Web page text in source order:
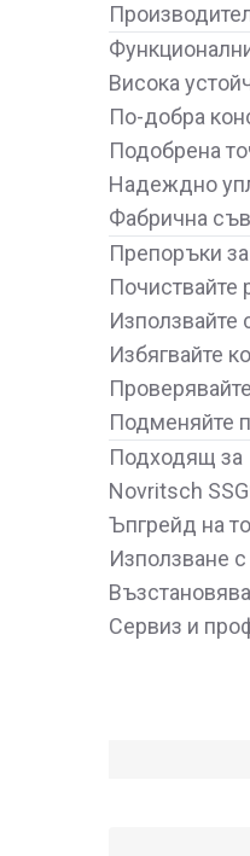
Висока
По-добра
Подобрена
Надеждно
Фабрична
Препоръки
Почиствайте
Използвайте
Избягвайте
Подменяйте
Подходящ за
Novritsch
Ъпгрейд на
Използване
Сервиз и